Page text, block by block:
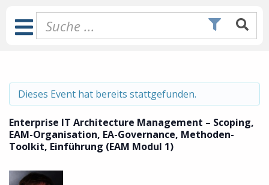
Inhalt
springen
Toggle
Navigation
Dieses Event hat bereits stattgefunden.
Enterprise IT Architecture Management – Scoping,
EAM-Organisation, EA-Governance, Methoden-
Toolkit, Einführung (EAM Modul 1)